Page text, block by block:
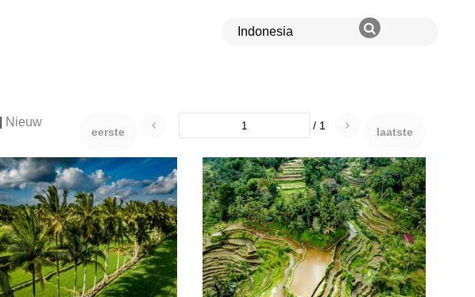
Nieuw
eerste / 1 laatste